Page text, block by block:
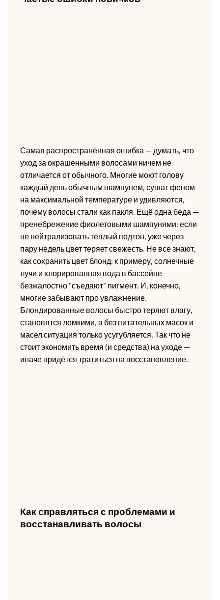
Самая распространённая ошибка — думать, что
уход за окрашенными волосами ничем не
отличается от обычного. Многие моют голову
каждый день обычным шампунем, сушат феном
на максимальной температуре и удивляются,
почему волосы стали как пакля. Ещё одна беда —
пренебрежение фиолетовыми шампунями: если
не нейтрализовать тёплый подтон, уже через
пару недель цвет теряет свежесть. Не все знают,
как сохранить цвет блонд: к примеру, солнечные
лучи и хлорированная вода в бассейне
безжалостно "съедают" пигмент. И, конечно,
многие забывают про увлажнение.
Блондированные волосы быстро теряют влагу,
становятся ломкими, а без питательных масок и
масел ситуация только усугубляется. Так что не
стоит экономить время (и средства) на уходе —
иначе придётся тратиться на восстановление.
Как справляться с проблемами и
восстанавливать волосы